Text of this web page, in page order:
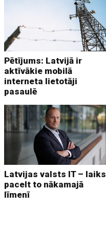
Pētījums: Latvijā ir
aktīvākie mobilā
interneta lietotāji
pasaulē
Latvijas valsts IT – laiks
pacelt to nākamajā
līmenī